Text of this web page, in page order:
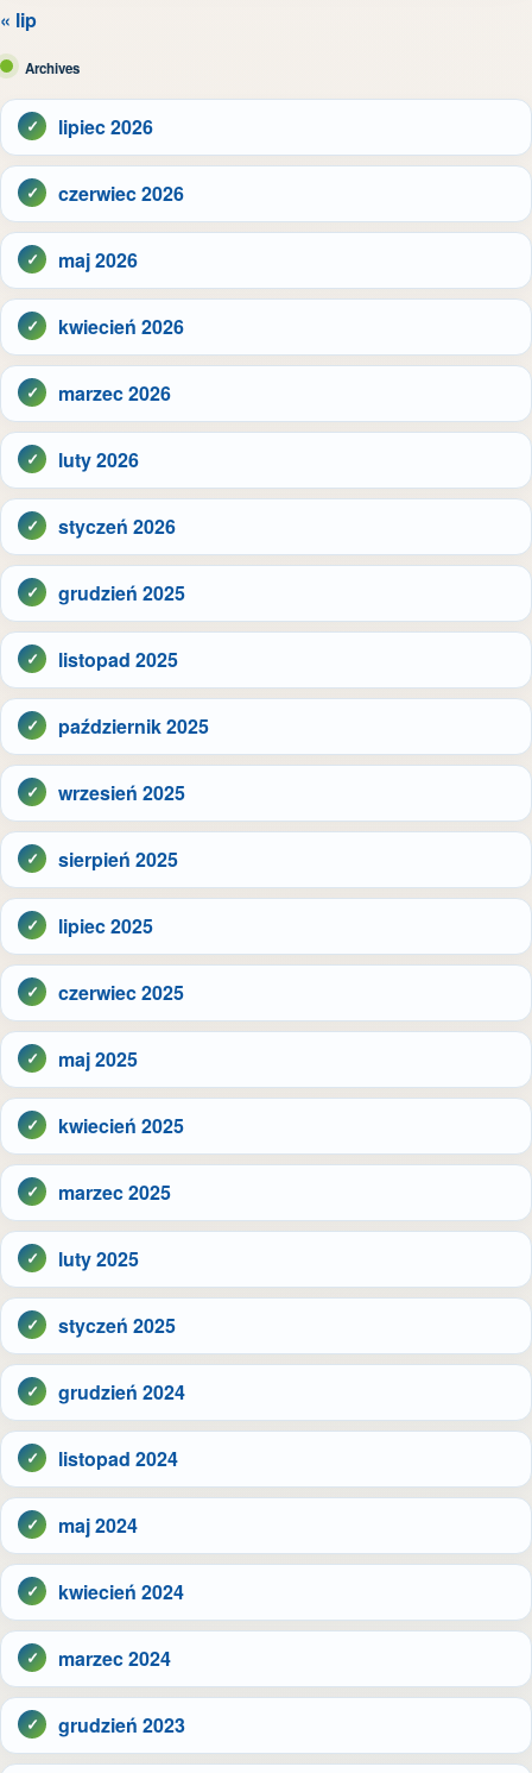
« lip
Archives
lipiec 2026
czerwiec 2026
maj 2026
kwiecień 2026
marzec 2026
luty 2026
styczeń 2026
grudzień 2025
listopad 2025
październik 2025
wrzesień 2025
sierpień 2025
lipiec 2025
czerwiec 2025
maj 2025
kwiecień 2025
marzec 2025
luty 2025
styczeń 2025
grudzień 2024
listopad 2024
maj 2024
kwiecień 2024
marzec 2024
grudzień 2023